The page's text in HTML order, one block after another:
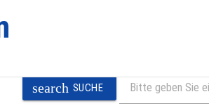
search SUCHE